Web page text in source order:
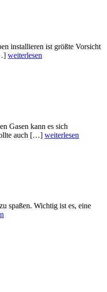
installieren ist größte Vorsicht
weiterlesen
Gasen kann es sich
auch […] weiterlesen
spaßen. Wichtig ist es, eine